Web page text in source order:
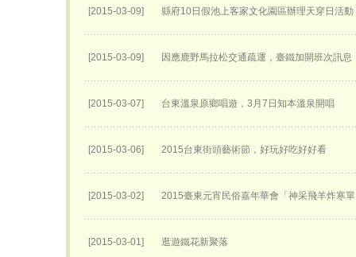
[2015-03-09] 縣府10日假池上客家文化園區辦理天穿日活動
[2015-03-09] 因應鹿野馬拉松交通疏運，臺鐵加開班次訊息
[2015-03-07] 台東溫泉原鄉唱遊，3月7日知本溫泉開唱
[2015-03-06] 2015台東街頭藝術節，好玩好吃好好看
[2015-03-02] 2015臺東元宵民俗嘉年華會「神采飛羊炸寒
[2015-03-01] 逛遊鐵花新聚落